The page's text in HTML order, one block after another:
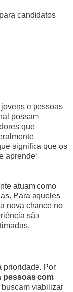
candidatos
e pessoas
possam
que
significa que os
aprender
atuam como
Para aqueles
nova chance no
são
prioridade. Por
pessoas com
buscam viabilizar